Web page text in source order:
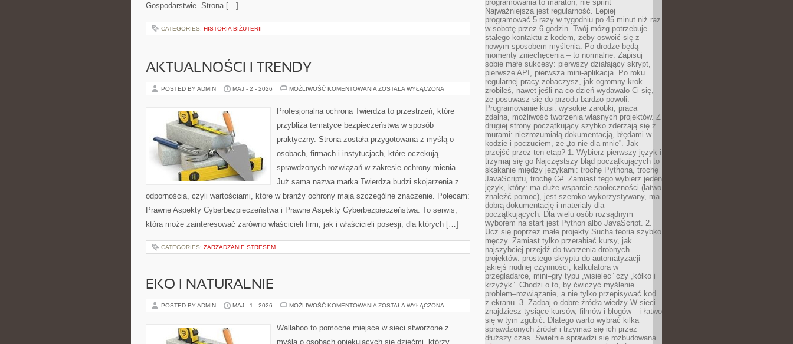
Gospodarstwie. Strona […]
CATEGORIES: HISTORIA BIŻUTERII
AKTUALNOŚCI I TRENDY
POSTED BY ADMIN MAJ - 2 - 2026 MOŻLIWOŚĆ KOMENTOWANIA AKTUALNOŚCI
ZOSTAŁA WYŁĄCZONA
Profesjonalna ochrona Twierdza to przestrzeń, które
przybliża tematyce bezpieczeństwa w sposób
praktyczny. Strona została przygotowana z myślą o
osobach, firmach i instytucjach, które oczekują
sprawdzonych rozwiązań w zakresie ochrony mienia.
Już sama nazwa marka Twierdza budzi skojarzenia z
odpornością, czyli wartościami, które w branży ochrony mają szczególne znaczenie. Polecam:
Prawne Aspekty Cyberbezpieczeństwa i Prawne Aspekty Cyberbezpieczeństwa. To serwis,
która może zainteresować zarówno właścicieli firm, jak i właścicieli posesji, dla których […]
CATEGORIES: ZARZĄDZANIE STRESEM
EKO I NATURALNIE
POSTED BY ADMIN MAJ - 1 - 2026 MOŻLIWOŚĆ KOMENTOWANIA EKO
ZOSTAŁA WYŁĄCZONA
Wallaboo to pomocne miejsce w sieci stworzone z
myślą o osobach opiekujących się dziećmi, którzy
programowania to maraton, nie sprint
Najważniejsza jest regularność. Lepiej
programować 5 razy w tygodniu po 45 minut niż raz
w sobotę przez 6 godzin. Twój mózg potrzebuje
stałego kontaktu z kodem, żeby oswoić się z
nowym sposobem myślenia. Po drodze będą
momenty zniechęcenia – to normalne. Zapisuj
sobie małe sukcesy: pierwszy działający skrypt,
pierwsze API, pierwsza mini-aplikacja. Po roku
regularnej pracy zobaczysz, jak ogromny krok
zrobiłeś, nawet jeśli na co dzień wydawało Ci się,
że posuwasz się do przodu bardzo powoli.
Programowanie kusi: wysokie zarobki, praca
zdalna, możliwość tworzenia własnych projektów. Z
drugiej strony początkujący szybko zderzają się z
murami: niezrozumiałą dokumentacją, błędami w
kodzie i poczuciem, że „to nie dla mnie”. Jak
przejść przez ten etap? 1. Wybierz pierwszy język i
trzymaj się go Najczęstszy błąd początkujących to
skakanie między językami: trochę Pythona, trochę
JavaScriptu, trochę C#. Zamiast tego wybierz jeden
język, który: ma duże wsparcie społeczności (łatwo
znaleźć pomoc), jest szeroko wykorzystywany, ma
dobrą dokumentację i materiały dla
początkujących. Dla wielu osób rozsądnym
wyborem na start jest Python albo JavaScript. 2.
Ucz się poprzez małe projekty Sucha teoria szybko
męczy. Zamiast tylko przerabiać kursy, jak
najszybciej przejdź do tworzenia drobnych
projektów: prostego skryptu do automatyzacji
jakiejś nudnej czynności, kalkulatora w
przeglądarce, mini–gry typu „wisielec” czy „kółko i
krzyżyk”. Chodzi o to, by ćwiczyć myślenie
problem–rozwiązanie, a nie tylko przepisywać kod
z ekranu. 3. Zadbaj o dobre źródła wiedzy W sieci
znajdziesz tysiące kursów, filmów i blogów – i łatwo
się w tym zgubić. Dlatego warto wybrać kilka
sprawdzonych źródeł i trzymać się ich przez
dłuższy czas. Świetnie sprawdzi się rozbudowana